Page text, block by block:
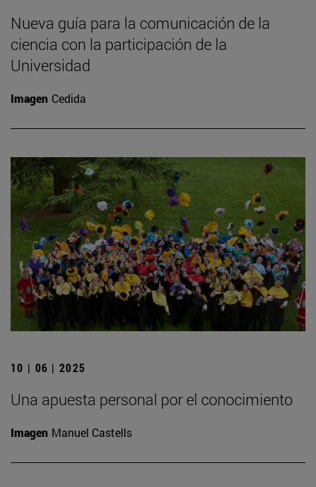
Nueva guía para la comunicación de la
ciencia con la participación de la
Universidad
Imagen Cedida
10 | 06 | 2025
Una apuesta personal por el conocimiento
Imagen Manuel Castells